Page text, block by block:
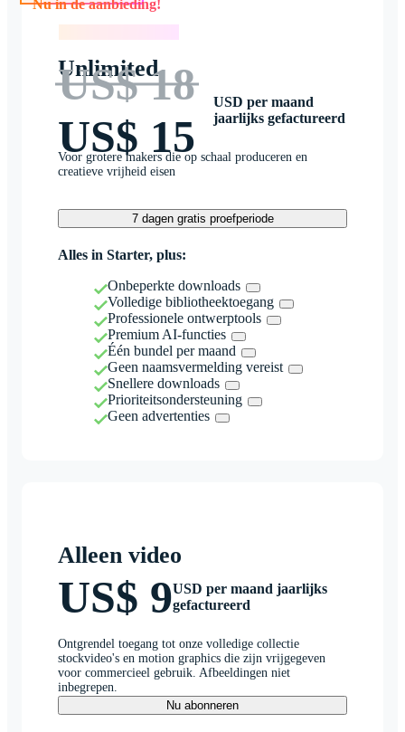
Unlimited
US$ 18
US$ 15
USD per maand
jaarlijks gefactureerd
Voor grotere makers die op schaal produceren en
creatieve vrijheid eisen
7 dagen gratis proefperiode
Alles in Starter, plus:
Onbeperkte downloads
Volledige bibliotheektoegang
Professionele ontwerptools
Premium AI-functies
Één bundel per maand
Geen naamsvermelding vereist
Snellere downloads
Prioriteitsondersteuning
Geen advertenties
Alleen video
US$ 9USD per maand jaarlijks
gefactureerd
Ontgrendel toegang tot onze volledige collectie
stockvideo's en motion graphics die zijn vrijgegeven
voor commercieel gebruik. Afbeeldingen niet
inbegrepen.
Nu abonneren